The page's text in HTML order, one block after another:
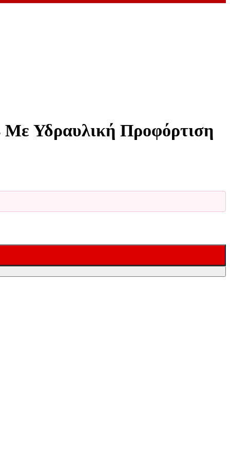
Υδραυλική Προφόρτιση